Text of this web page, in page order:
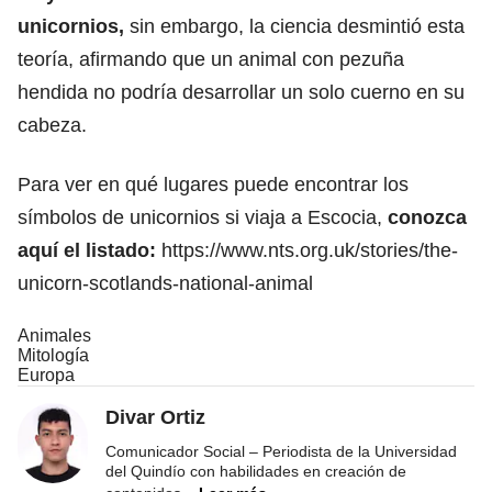
unicornios, sin embargo, la ciencia desmintió esta
teoría, afirmando que un animal con pezuña
hendida no podría desarrollar un solo cuerno en su
cabeza.
Para ver en qué lugares puede encontrar los
símbolos de unicornios si viaja a Escocia, conozca
aquí el listado: https://www.nts.org.uk/stories/the-
unicorn-scotlands-national-animal
Animales
Mitología
Europa
Divar Ortiz
Comunicador Social – Periodista de la Universidad
del Quindío con habilidades en creación de